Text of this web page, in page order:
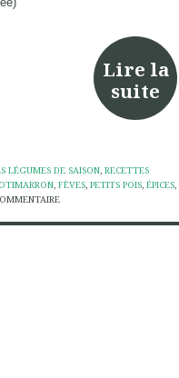
Lire la
suite
LÉGUMES DE SAISON, RECETTES
,FÈVES,PETITS POIS,ÉPICES,